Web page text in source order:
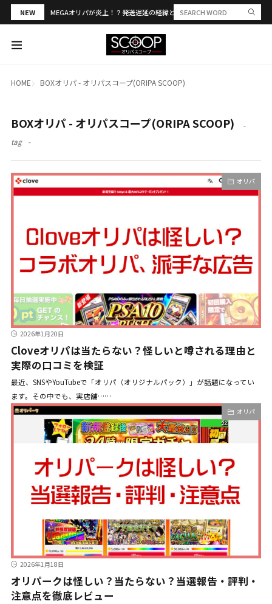
NEW MEGAオリパが炎上！？発送遅延の経緯と評判・当選報告を解説
HOME BOXオリパ - オリパスコープ(ORIPA SCOOP)
BOXオリパ - オリパスコープ(ORIPA SCOOP)
tag
オリパ
2026年1月20日
Cloveオリパは当たらない？怪しいと噂される理由と
実際の口コミを検証
最近、SNSやYouTubeで「オリパ（オリジナルパック）」が話題になってい
ます。その中でも、実店舗……
オリパ
2026年1月18日
オリパークは怪しい？当たらない？当選報告・評判・
注意点を徹底レビュー